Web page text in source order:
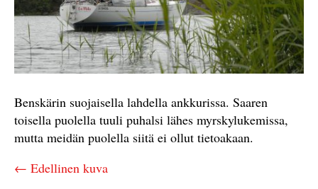
Benskärin suojaisella lahdella ankkurissa. Saaren
toisella puolella tuuli puhalsi lähes myrskylukemissa,
mutta meidän puolella siitä ei ollut tietoakaan.
← Edellinen kuva